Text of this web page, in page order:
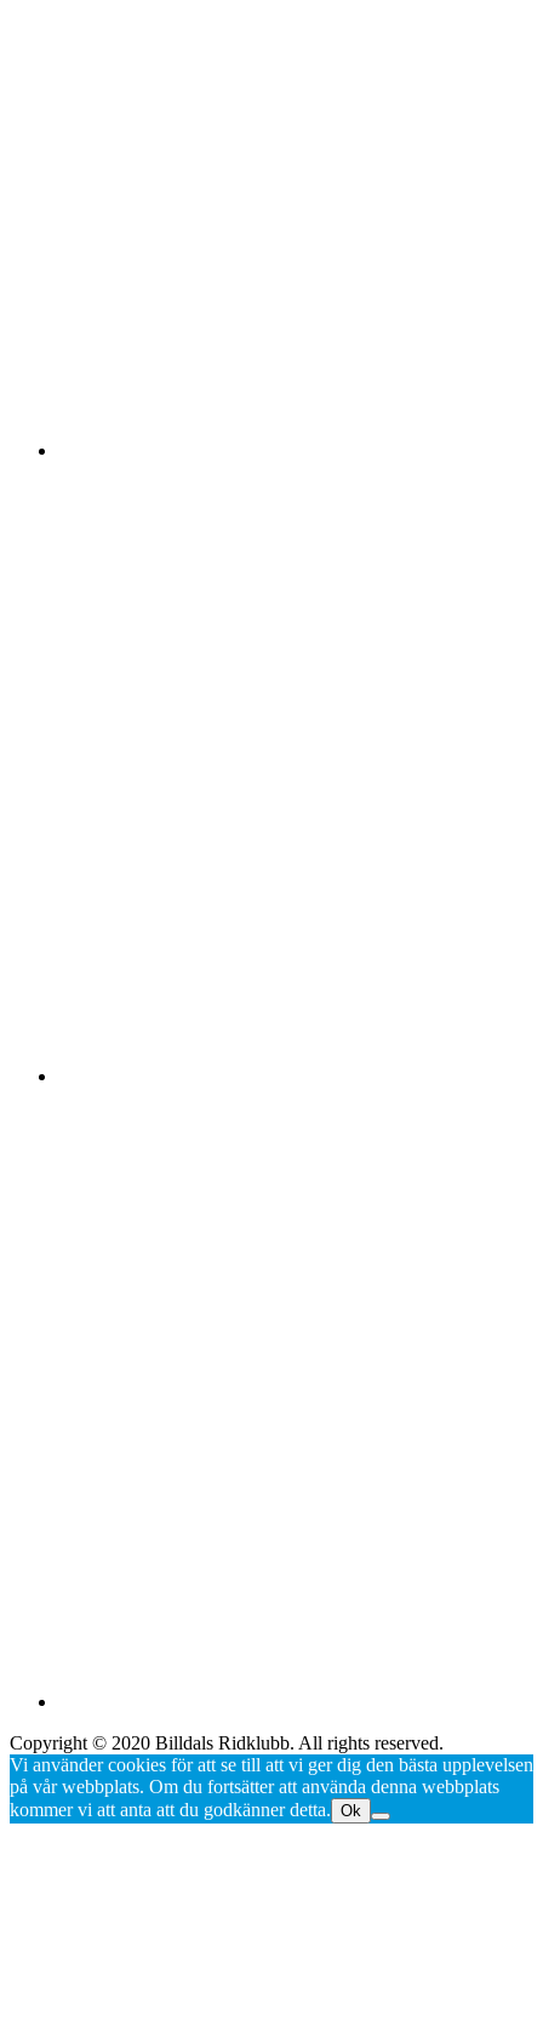
Copyright © 2020 Billdals Ridklubb. All rights reserved.
Vi använder cookies för att se till att vi ger dig den bästa upplevelsen
på vår webbplats. Om du fortsätter att använda denna webbplats
kommer vi att anta att du godkänner detta. Ok